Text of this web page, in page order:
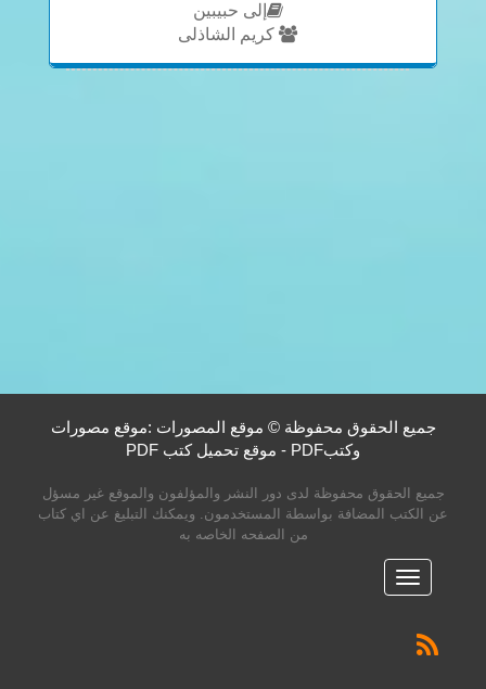
إلى حبيبين
كريم الشاذلى
جميع الحقوق محفوظة © موقع المصورات :موقع مصورات
وكتبPDF - موقع تحميل كتب PDF
جميع الحقوق محفوظة لدى دور النشر والمؤلفون والموقع غير مسؤل
عن الكتب المضافة بواسطة المستخدمون. ويمكنك التبليغ عن اي كتاب
من الصفحه الخاصه به
القائمه